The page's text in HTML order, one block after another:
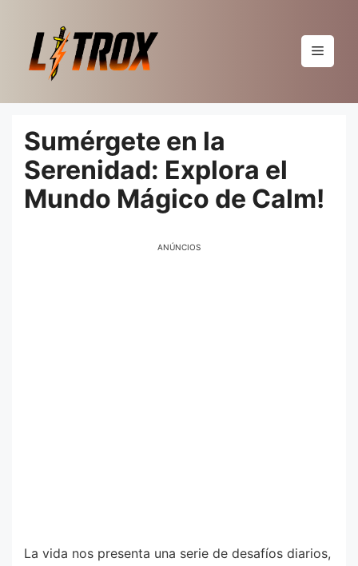
conteúdo
Menu
Sumérgete en la
Serenidad: Explora el
Mundo Mágico de Calm!
ANÚNCIOS
La vida nos presenta una serie de desafíos diarios,